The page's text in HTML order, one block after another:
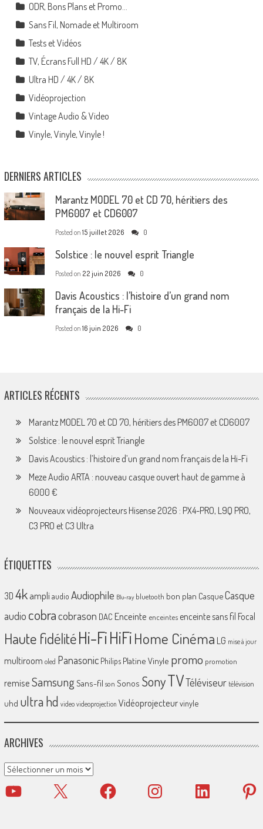
ODR, Bons Plans et Promo…
Sans Fil, Nomade et Multiroom
Tests et Vidéos
TV, Écrans Full HD / 4K / 8K
Ultra HD / 4K / 8K
Vidéoprojection
Vintage Audio & Video
Vinyle, Vinyle, Vinyle !
DERNIERS ARTICLES
Marantz MODEL 70 et CD 70, héritiers des
PM6007 et CD6007
Posted on 15 juillet 2026 0
Solstice : le nouvel esprit Triangle
Posted on 22 juin 2026 0
Davis Acoustics : l’histoire d’un grand nom
français de la Hi-Fi
Posted on 16 juin 2026 0
ARTICLES RÉCENTS
Marantz MODEL 70 et CD 70, héritiers des PM6007 et CD6007
Solstice : le nouvel esprit Triangle
Davis Acoustics : l’histoire d’un grand nom français de la Hi-Fi
Meze Audio ARTA : nouveau casque ouvert haut de gamme à
6000 €
Nouveaux vidéoprojecteurs Hisense 2026 : PX4-PRO, L9Q PRO,
C3 PRO et C3 Ultra
ÉTIQUETTES
3D 4k ampliaudio Audiophile Blu-ray bluetooth bon plan CasqueCasque
audio cobracobrason DAC Enceinte enceintes enceinte sans fil Focal
Haute fidélitéHi-FiHiFiHome Cinéma LG mise à jour
multiroom oled Panasonic Philips Platine Vinyle promo promotion
remiseSamsungSans-fil son Sonos SonyTVTéléviseur télévision
uhd ultra hd video videoprojection Vidéoprojecteurvinyle
ARCHIVES
Archives
YouTube X Facebook Instagram LinkedIn